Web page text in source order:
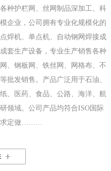
护栏网、丝网制品深加工、科
企业，公司拥有专业化规模化的
焊机、单点机、自动钢网焊接成
套生产设备，专业生产销售各种
、钢板网、铁丝网、网格布、不
批发销售。产品广泛用于石油、
、医药、食品、公路、海洋、航
领域。公司产品均符合ISO国际
求定做………